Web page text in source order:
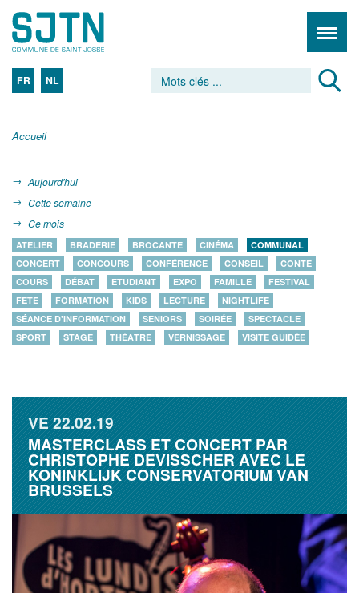
FR NL
Accueil
Aujourd'hui
Cette semaine
Ce mois
ATELIER BRADERIE BROCANTE CINÉMA
COMMUNAL
CONCERT
CONCOURS CONFÉRENCE CONSEIL
CONTE
COURS
DÉBAT ETUDIANT EXPO FAMILLE
FESTIVAL
FÊTE
FORMATION KIDS LECTURE
NIGHTLIFE
SÉANCE D'INFORMATION
SENIORS SOIRÉE
SPECTACLE
SPORT
STAGE THÉÂTRE VERNISSAGE VISITE GUIDÉE
VE22.02.19
MASTERCLASS ET CONCERT PAR
CHRISTOPHE DEVISSCHER AVEC LE
KONINKLIJK CONSERVATORIUM VAN
BRUSSELS